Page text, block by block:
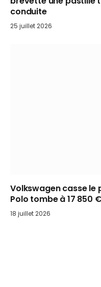
conduite
25 juillet 2026
Volkswagen casse le
Polo tombe à 17 850 €
18 juillet 2026